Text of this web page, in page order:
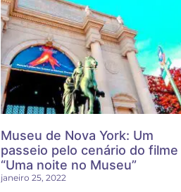
Museu de Nova York: Um
passeio pelo cenário do filme
“Uma noite no Museu”
janeiro 25, 2022